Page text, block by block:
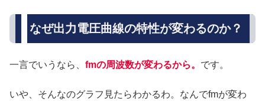
なぜ出力電圧曲線の特性が変わるのか？
一言でいうなら、 fmの周波数が変わるから。 です。
いや、そんなのグラフ見たらわかるわ。なんでfmが変わ